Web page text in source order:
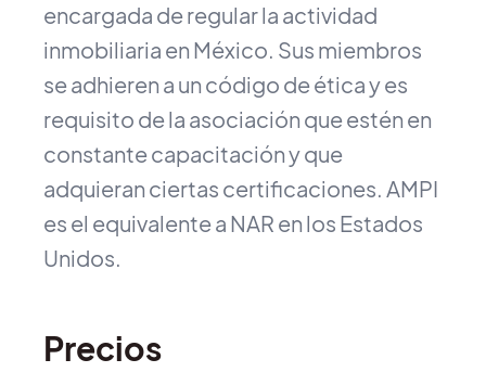
encargada de regular la actividad
inmobiliaria en México. Sus miembros
se adhieren a un código de ética y es
requisito de la asociación que estén en
constante capacitación y que
adquieran ciertas certificaciones. AMPI
es el equivalente a NAR en los Estados
Unidos.
Precios